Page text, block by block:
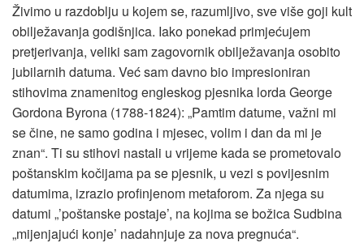
Živimo u razdoblju u kojem se, razumljivo, sve više goji kult
obilježavanja godišnjica. Iako ponekad primjećujem
pretjerivanja, veliki sam zagovornik obilježavanja osobito
jubilarnih datuma. Već sam davno bio impresioniran
stihovima znamenitog engleskog pjesnika lorda George
Gordona Byrona (1788-1824): „Pamtim datume, važni mi
se čine, ne samo godina i mjesec, volim i dan da mi je
znan“. Ti su stihovi nastali u vrijeme kada se prometovalo
poštanskim kočijama pa se pjesnik, u vezi s povijesnim
datumima, izrazio profinjenom metaforom. Za njega su
datumi „’poštanske postaje’, na kojima se božica Sudbina
„mijenjajući konje’ nadahnjuje za nova pregnuća“.